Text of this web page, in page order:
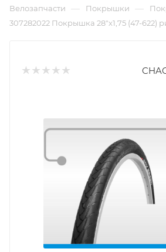
Велозапчасти — Покрышки —
307282022 Покрышка 28"х1,75 (47-622)